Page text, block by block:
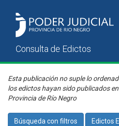
Esta publicación no suple lo
los edictos hayan sido publicados
Provincia de Río Negro
Búsqueda con filtros Edictos